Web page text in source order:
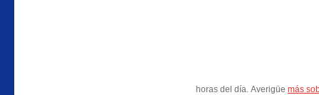
horas del día. Averigüe más